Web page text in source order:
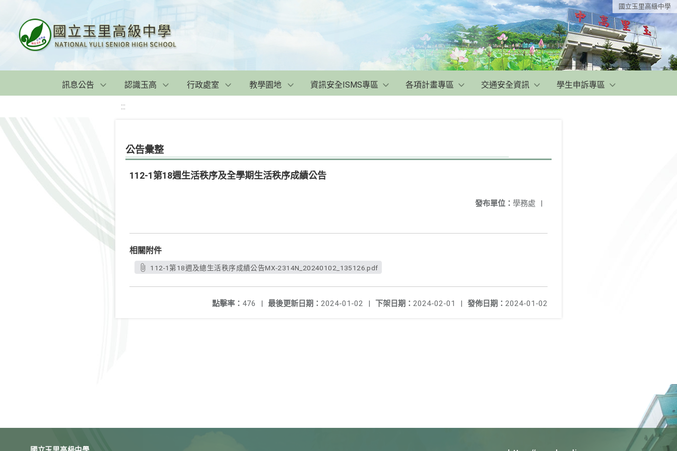
國立玉里高級中學
訊息公告 認識玉高 行政處室 教學園地 資訊安全ISMS專區 各項計畫專區 交通安全資訊 學生申訴專區
:::
公告彙整
112-1第18週生活秩序及全學期生活秩序成績公告
發布單位： 學務處 |
相關附件
112-1第18週及總生活秩序成績公告MX-2314N_20240102_135126.pdf
發佈日期： 2024-01-02
下架日期： 2024-02-01 |
最後更新日期： 2024-01-02 |
點擊率： 476 |